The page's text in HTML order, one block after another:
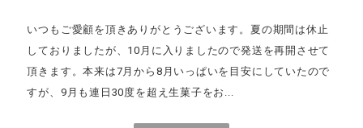
いつもご愛顧を頂きありがとうございます。夏の期間は休止
しておりましたが、10月に入りましたので発送を再開させて
頂きます。本来は7月から8月いっぱいを目安にしていたので
すが、9月も連日30度を超え生菓子をお...